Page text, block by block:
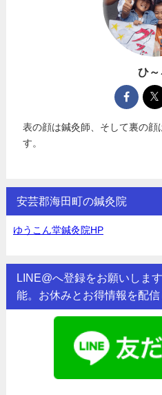
ひ～
表の顔は鍼灸師、そして裏の
す。
安芸郡海田町の鍼灸院
ゆうこん堂鍼灸院HP
LINE@へ登録をお願いしま
能。お休みとお得情報を配